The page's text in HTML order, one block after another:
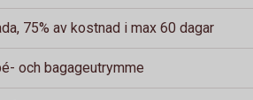
75% av kostnad i max 60 dagar
och bagageutrymme